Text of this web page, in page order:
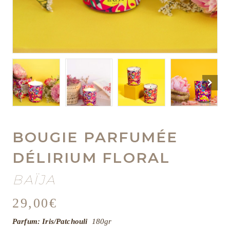
BOUGIE PARFUMÉE
DÉLIRIUM FLORAL
BAÏJA
29,00€
Parfum: Iris/Patchouli 180gr